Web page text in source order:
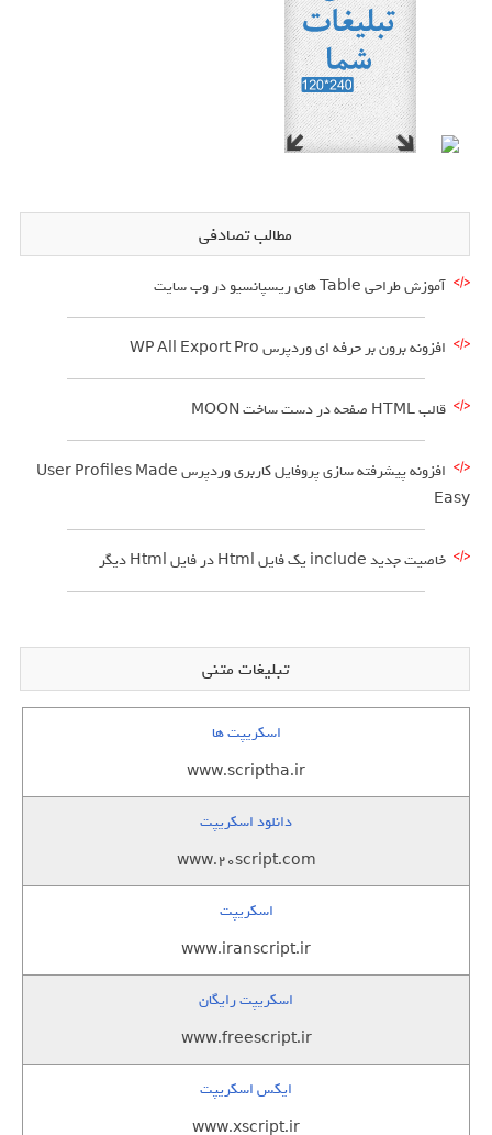
مطالب تصادفی
آموزش طراحی Table های ریسپانسیو در وب سایت
افزونه برون بر حرفه ای وردپرس WP All Export Pro
قالب HTML صفحه در دست ساخت MOON
افزونه پیشرفته سازی پروفایل کاربری وردپرس User Profiles Made
Easy
خاصیت جدید include یک فایل Html در فایل Html دیگر
تبلیغات متنی
اسکریپت ها
www.scriptha.ir
دانلود اسکریپت
www.20script.com
اسکریپت
www.iranscript.ir
اسکریپت رایگان
www.freescript.ir
ایکس اسکریپت
www.xscript.ir